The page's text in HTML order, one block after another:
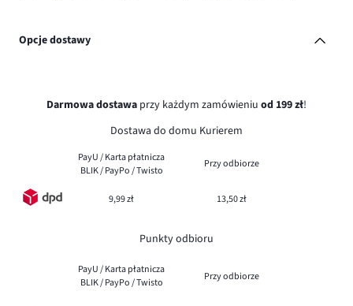
Opcje dostawy
Darmowa dostawa przy każdym zamówieniu od 199 zł!
Dostawa do domu Kurierem
PayU / Karta płatnicza
BLIK / PayPo / Twisto
Przy odbiorze
9,99 zł 13,50 zł
Punkty odbioru
PayU / Karta płatnicza
BLIK / PayPo / Twisto
Przy odbiorze